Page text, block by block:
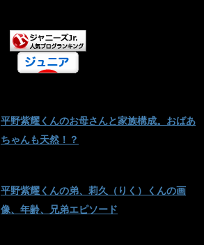
平野紫耀くんのお母さんと家族構成。おばあ
ちゃんも天然！？
平野紫耀くんの弟、莉久（りく）くんの画
像、年齢、兄弟エピソード